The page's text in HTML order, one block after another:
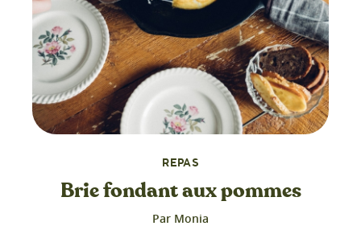
REPAS
Brie fondant aux pommes
Par Monia